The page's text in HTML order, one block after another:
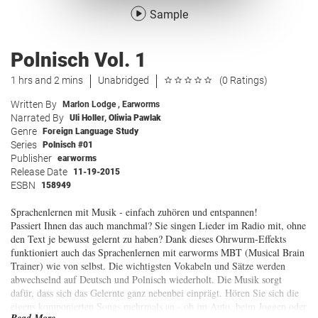
Sample
Polnisch Vol. 1
1 hrs and 2 mins Unabridged (0 Ratings)
Written By Marlon Lodge, Earworms
Narrated By Uli Holler, Oliwia Pawlak
Genre Foreign Language Study
Series Polnisch #01
Publisher earworms
Release Date 11-19-2015
ESBN 158949
Sprachenlernen mit Musik - einfach zuhören und entspannen!
Passiert Ihnen das auch manchmal? Sie singen Lieder im Radio mit, ohne
den Text je bewusst gelernt zu haben? Dank dieses Ohrwurm-Effekts
funktioniert auch das Sprachenlernen mit earworms MBT (Musical Brain
Trainer) wie von selbst. Die wichtigsten Vokabeln und Sätze werden
abwechselnd auf Deutsch und Polnisch wiederholt. Die Musik sorgt
dafür, dass sich das Gelernte ganz nebenbei einprägt. Hören Sie sich die
eigens komponierten Songs mehrmals an - ob im Auto, beim Joggen oder